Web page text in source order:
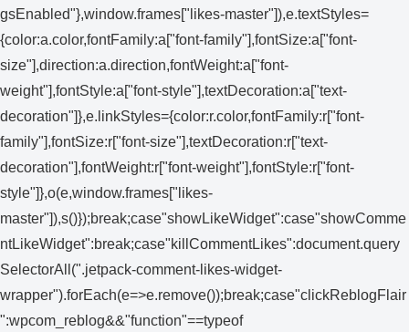
gsEnabled"},window.frames["likes-master"]),e.textStyles=
{color:a.color,fontFamily:a["font-family"],fontSize:a["font-
size"],direction:a.direction,fontWeight:a["font-
weight"],fontStyle:a["font-style"],textDecoration:a["text-
decoration"]},e.linkStyles={color:r.color,fontFamily:r["font-
family"],fontSize:r["font-size"],textDecoration:r["text-
decoration"],fontWeight:r["font-weight"],fontStyle:r["font-
style"]},o(e,window.frames["likes-
master"]),s()});break;case"showLikeWidget":case"showComme
ntLikeWidget":break;case"killCommentLikes":document.query
SelectorAll(".jetpack-comment-likes-widget-
wrapper").forEach(e=>e.remove());break;case"clickReblogFlair
":wpcom_reblog&&"function"==typeof